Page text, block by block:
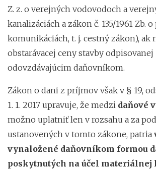
Z. z. o verejných vodovodoch a
kanalizáciách a zákon č. 135/1961 Zb.
komunikáciách, t. j. cestný zákon), ak
obstarávacej ceny stavby odpisovanej
odovzdávajúcim daňovníkom.
Zákon o dani z príjmov však v § 19,
1. 1. 2017 upravuje, že medzi daňové
možno uplatniť len v rozsahu a za
ustanovených v tomto zákone, patria
vynaložené daňovníkom formou
poskytnutých na účel materiálnej